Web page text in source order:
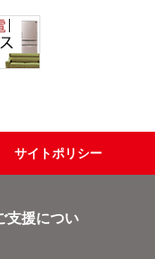
サイトポリシー
支援につい